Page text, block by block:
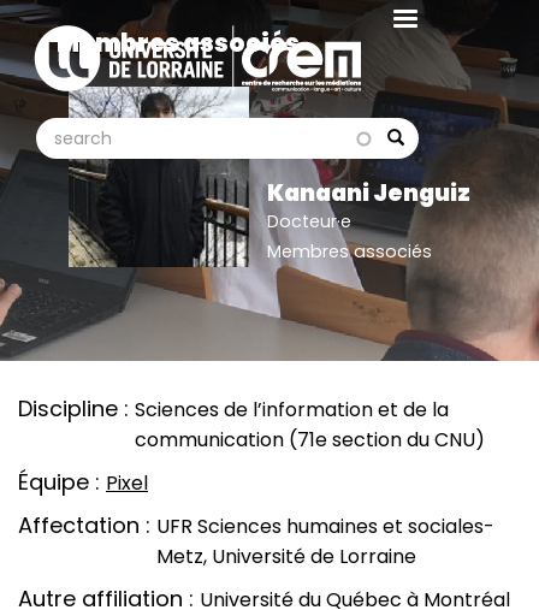
Aller
contenu
principal
Search
search search
Membres associés
Kanaani Jenguiz
Docteur·e
Membres associés
Discipline
Sciences de l’information et de la
communication (71e section du CNU)
Équipe Pixel
Affectation
UFR Sciences humaines et sociales-
Metz, Université de Lorraine
Autre affiliation Université du Québec à Montréal